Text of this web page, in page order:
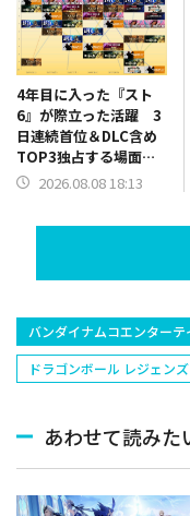
4年目に入った『スト
6』が際立った活躍 3
日連続首位＆DLC含め
TOP3独占する場面
も Steam(8/1～8/7)
2026.08.08 18:13
バンダイナムコエンターテ
ドラゴンボール レジェンズ
あわせて読みた